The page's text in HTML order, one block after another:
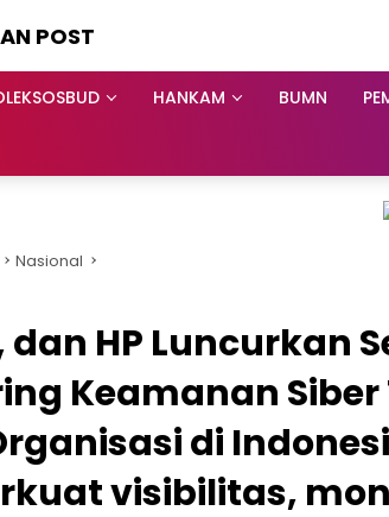
POST
HANKAM BUMN
Nasional
dan HP Luncurkan
Keamanan
di
visibilitas,